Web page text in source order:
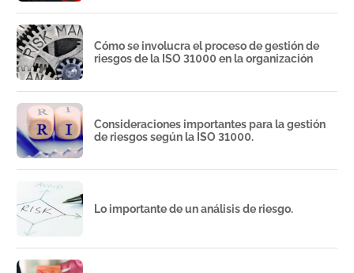
Cómo se involucra el proceso de gestión de
riesgos de la ISO 31000 en la organización
Consideraciones importantes para la gestión
de riesgos según la ISO 31000.
Lo importante de un análisis de riesgo.